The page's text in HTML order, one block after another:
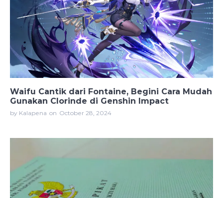
Waifu Cantik dari Fontaine, Begini Cara Mudah
Gunakan Clorinde di Genshin Impact
by Kalapena on October 28, 2024